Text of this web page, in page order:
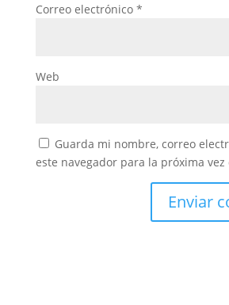
Correo electrónico *
Web
Guarda mi nombre, correo
este navegador para la próxima vez